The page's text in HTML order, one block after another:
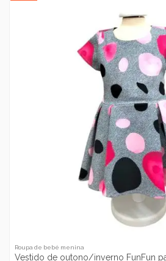
Roupa de bebé menina
Vestido de outono/inverno FunFun